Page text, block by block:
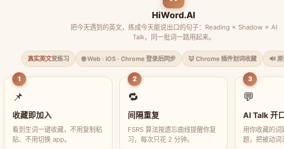
HiWord.AI
把今天遇到的英文，练成今天能说出口的句子：Reading × Shadow × AI
Talk，同一批词一路用起来。
真实英文变练习 🌐 Web · iOS · Chrome 登录后同步 🦊 Chrome 插件划词收藏 🔊
1
📌
收藏即加入
看到生词一键收藏，不用复制粘
贴、不用切换 app。
2
🔁
间隔重复
FSRS 算法按遗忘曲线提醒你复
习，每次只花 2 分钟。
3
💬
AI Talk 开
用你收藏的词
题，把被动词